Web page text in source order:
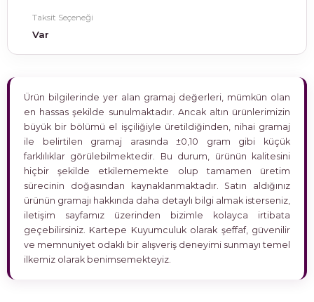
Taksit Seçeneği
Var
Ürün bilgilerinde yer alan gramaj değerleri, mümkün olan
en hassas şekilde sunulmaktadır. Ancak altın ürünlerimizin
büyük bir bölümü el işçiliğiyle üretildiğinden, nihai gramaj
ile belirtilen gramaj arasında ±0,10 gram gibi küçük
farklılıklar görülebilmektedir. Bu durum, ürünün kalitesini
hiçbir şekilde etkilememekte olup tamamen üretim
sürecinin doğasından kaynaklanmaktadır. Satın aldığınız
ürünün gramajı hakkında daha detaylı bilgi almak isterseniz,
iletişim sayfamız üzerinden bizimle kolayca irtibata
geçebilirsiniz. Kartepe Kuyumculuk olarak şeffaf, güvenilir
ve memnuniyet odaklı bir alışveriş deneyimi sunmayı temel
ilkemiz olarak benimsemekteyiz.